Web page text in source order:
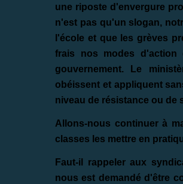
une riposte d'envergure
n'est pas qu'un slogan,
l'école et que les grèves
frais nos modes
gouvernement. Le
obéissent et appliquent
niveau de résistance ou de
Allons-nous continuer à
classes les mettre en
Faut-il rappeler aux
nous est demandé d'être